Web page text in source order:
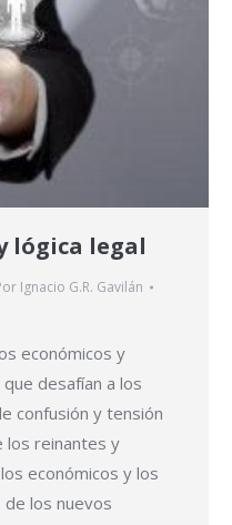
lógica legal
Ignacio G.R. Gavilán
económicos y
desafían a los
confusión y tensión
reinantes y
económicos y los
los nuevos